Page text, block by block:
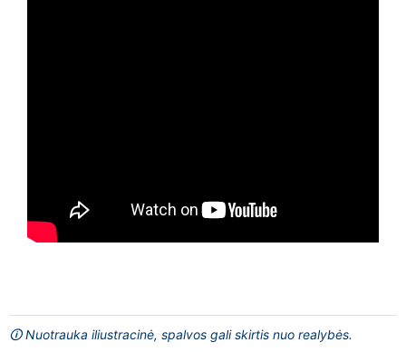
🛈 Nuotrauka iliustracinė, spalvos gali skirtis nuo realybės.